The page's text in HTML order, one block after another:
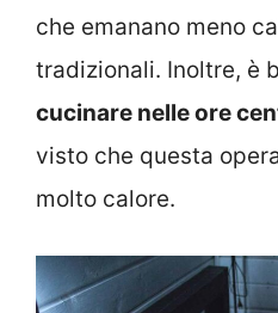
che emanano meno
tradizionali. Inoltre, è
cucinare nelle ore
visto che questa
molto calore.